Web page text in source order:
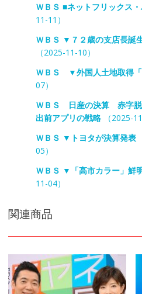
ＷＢＳ ■ネットフリックス
11-11）
ＷＢＳ ▼７２歳の支店長誕
（2025-11-10）
ＷＢＳ ▼外国人土地取得「
07）
ＷＢＳ 日産の決算 赤字
出前アプリの戦略（2025-
ＷＢＳ ▼トヨタが決算発表
05）
ＷＢＳ ▼「高市カラー」鮮
11-04）
関連商品